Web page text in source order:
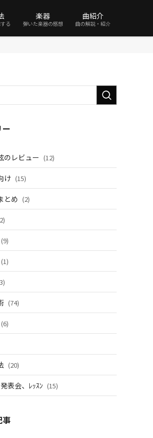
る
楽器
弾いた楽器の感想
曲紹介
曲の解説・紹介
のレビュー (12)
け (15)
とめ (2)
(9)
(1)
(74)
(6)
(20)
表会、ﾚｯｽﾝ (15)
事